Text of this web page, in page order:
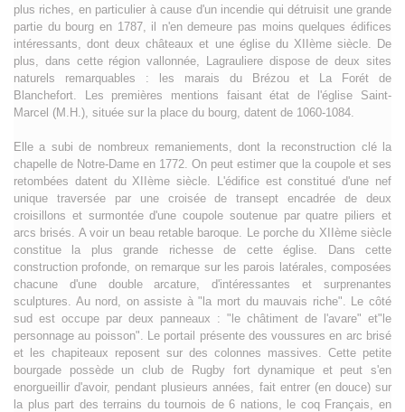
plus riches, en particulier à cause d'un incendie qui détruisit une grande
partie du bourg en 1787, il n'en demeure pas moins quelques édifices
intéressants, dont deux châteaux et une église du XIIème siècle. De
plus, dans cette région vallonnée, Lagrauliere dispose de deux sites
naturels remarquables : les marais du Brézou et La Forét de
Blanchefort. Les premières mentions faisant état de l'église Saint-
Marcel (M.H.), située sur la place du bourg, datent de 1060-1084.
Elle a subi de nombreux remaniements, dont la reconstruction clé la
chapelle de Notre-Dame en 1772. On peut estimer que la coupole et ses
retombées datent du XIIème siècle. L'édifice est constitué d'une nef
unique traversée par une croisée de transept encadrée de deux
croisillons et surmontée d'une coupole soutenue par quatre piliers et
arcs brisés. A voir un beau retable baroque. Le porche du XIIème siècle
constitue la plus grande richesse de cette église. Dans cette
construction profonde, on remarque sur les parois latérales, composées
chacune d'une double arcature, d'intéressantes et surprenantes
sculptures. Au nord, on assiste à "la mort du mauvais riche". Le côté
sud est occupe par deux panneaux : "le châtiment de l'avare" et"le
personnage au poisson". Le portail présente des voussures en arc brisé
et les chapiteaux reposent sur des colonnes massives. Cette petite
bourgade possède un club de Rugby fort dynamique et peut s'en
enorgueillir d'avoir, pendant plusieurs années, fait entrer (en douce) sur
la plus part des terrains du tournois de 6 nations, le coq Français, en